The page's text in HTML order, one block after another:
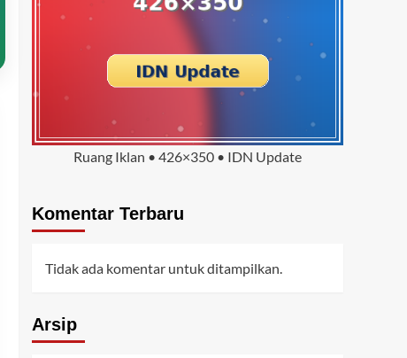
Ruang Iklan • 426×350 • IDN Update
Komentar Terbaru
Tidak ada komentar untuk ditampilkan.
Arsip